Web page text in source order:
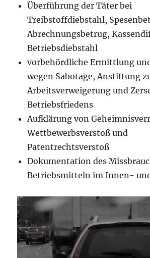
Überführung der Täter bei
Treibstoffdiebstahl,
Abrechnungsbetrug,
Betriebsdiebstahl
vorbehördliche Ermittlung
wegen Sabotage, Anstiftung
Arbeitsverweigerung und
Betriebsfriedens
Aufklärung von
Wettbewerbsverstoß und
Patentrechtsverstoß
Dokumentation des
Betriebsmitteln im Innen-